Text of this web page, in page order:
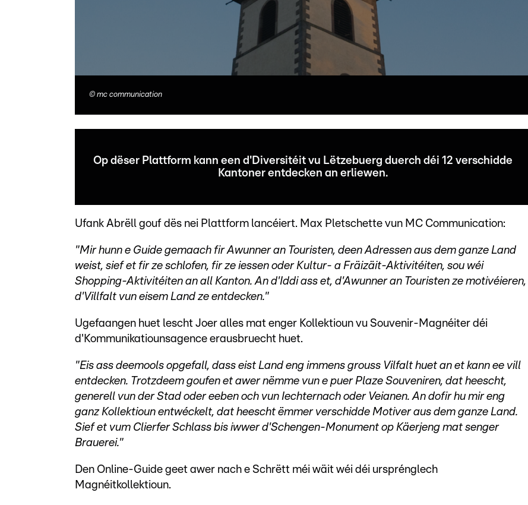
© mc communication
Op dëser Plattform kann een d'Diversitéit vu Lëtzebuerg duerch déi 12 verschidde
Kantoner entdecken an erliewen.
Ufank Abrëll gouf dës nei Plattform lancéiert. Max Pletschette vun MC Communication:
"Mir hunn e Guide gemaach fir Awunner an Touristen, deen Adressen aus dem ganze Land
weist, sief et fir ze schlofen, fir ze iessen oder Kultur- a Fräizäit-Aktivitéiten, sou wéi
Shopping-Aktivitéiten an all Kanton. An d'Iddi ass et, d'Awunner an Touristen ze motivéieren,
d'Villfalt vun eisem Land ze entdecken."
Ugefaangen huet lescht Joer alles mat enger Kollektioun vu Souvenir-Magnéiter déi
d'Kommunikatiounsagence erausbruecht huet.
"Eis ass deemools opgefall, dass eist Land eng immens grouss Vilfalt huet an et kann ee vill
entdecken. Trotzdeem goufen et awer nëmme vun e puer Plaze Souveniren, dat heescht,
generell vun der Stad oder eeben och vun Iechternach oder Veianen. An dofir hu mir eng
ganz Kollektioun entwéckelt, dat heescht ëmmer verschidde Motiver aus dem ganze Land.
Sief et vum Clierfer Schlass bis iwwer d'Schengen-Monument op Käerjeng mat senger
Brauerei."
Den Online-Guide geet awer nach e Schrëtt méi wäit wéi déi ursprénglech
Magnéitkollektioun.